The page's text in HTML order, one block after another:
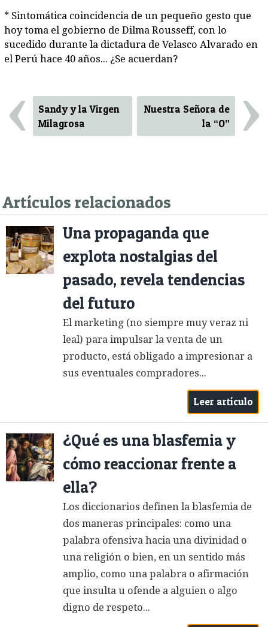
* Sintomática coincidencia de un pequeño gesto que
hoy toma el gobierno de Dilma Rousseff, con lo
sucedido durante la dictadura de Velasco Alvarado en
el Perú hace 40 años... ¿Se acuerdan?
‹
Sandy y la Virgen
Milagrosa
Nuestra Señora de
la “O”
›
Artículos relacionados
Una propaganda que
explota nostalgias del
pasado, revela tendencias
del futuro
El marketing (no siempre muy veraz ni
leal) para impulsar la venta de un
producto, está obligado a impresionar a
sus eventuales compradores...
Leer artículo
¿Qué es una blasfemia y
cómo reaccionar frente a
ella?
Los diccionarios definen la blasfemia de
dos maneras principales: como una
palabra ofensiva hacia una divinidad o
una religión o bien, en un sentido más
amplio, como una palabra o afirmación
que insulta u ofende a alguien o algo
digno de respeto...